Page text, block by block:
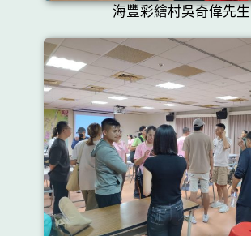
海豐彩繪村吳奇偉先生